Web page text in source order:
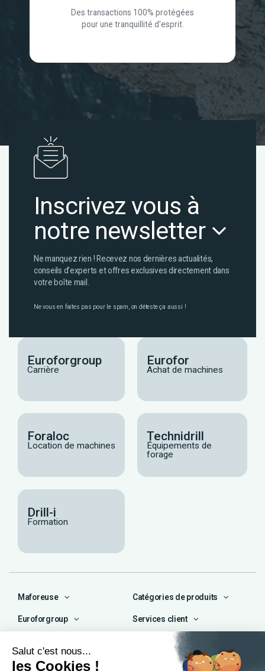
Des transactions 100% protégées
pour une tranquillité d'esprit.
Inscrivez vous à
notre newsletter
Ne manquez rien ! Recevez nos dernières actualités,
conseils d’experts et offres exclusives directement dans
votre boîte mail.
Ne vous en faites pas pour le spam, on déteste ça aussi !
Euroforgroup
Carrière
Eurofor
Achat de machines
Foraloc
Location de machines
Technidrill
Équipements de
forage
Drill-i
Formation
Maforeuse Catégories de produits
Euroforgroup Services client